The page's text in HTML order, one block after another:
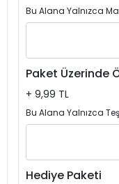
Bu Alana Yalnızca
Paket Üzerinde
+ 9,99 TL
Bu Alana Yalnızca
Hediye Paketi